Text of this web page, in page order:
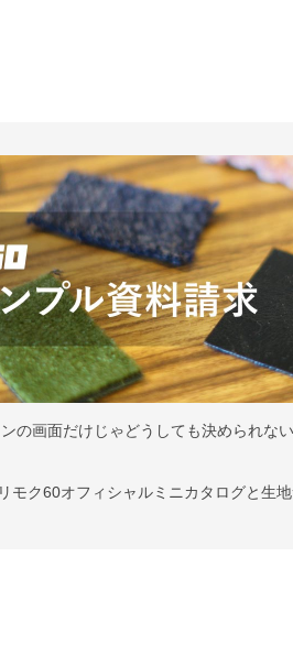
の画面だけじゃどうしても決められな
モク60オフィシャルミニカタログと生